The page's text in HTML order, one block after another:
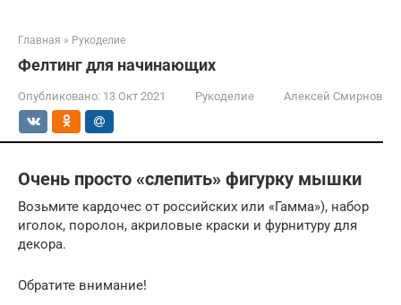
Главная » Рукоделие
Фелтинг для начинающих
Опубликовано: 13 Окт 2021 Рукоделие Алексей Смирнов
Очень просто «слепить» фигурку мышки
Возьмите кардочес от российских или «Гамма»), набор
иголок, поролон, акриловые краски и фурнитуру для
декора.
Обратите внимание!